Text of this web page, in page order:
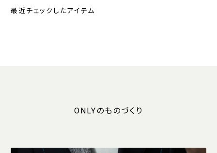
最近チェックしたアイテム
ONLYのものづくり